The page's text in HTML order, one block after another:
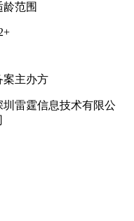
龄范围
案主办方
圳雷霆信息技术有限公